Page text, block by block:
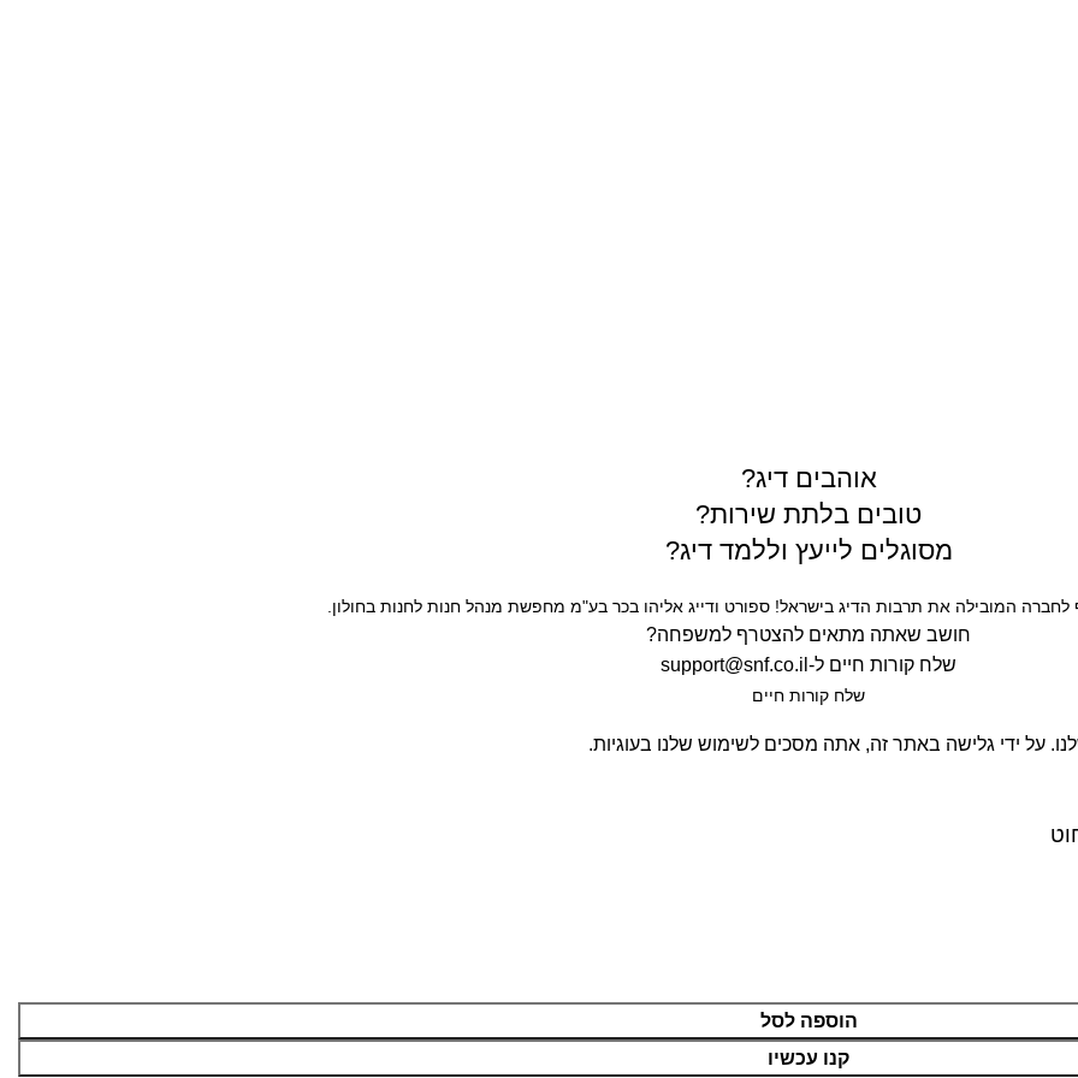
אוהבים דיג?
טובים בלתת שירות?
מסוגלים לייעץ וללמד דיג?
המובילה את תרבות הדיג בישראל! ספורט ודייג אליהו בכר בע"מ מחפשת מנהל חנות לחנות בחולון.
חושב שאתה מתאים להצטרף למשפחה?
שלח קורות חיים ל- support@snf.co.il
שלח קורות חיים​
על ידי גלישה באתר זה, אתה מסכים לשימוש שלנו בעוגיות.
הוספה לסל
קנו עכשיו